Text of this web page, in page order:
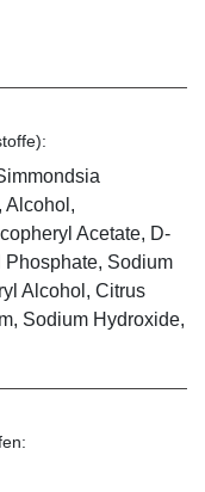
Alcohol,
Acetate, D-
Phosphate, Sodium
Alcohol, Citrus
Sodium Hydroxide,